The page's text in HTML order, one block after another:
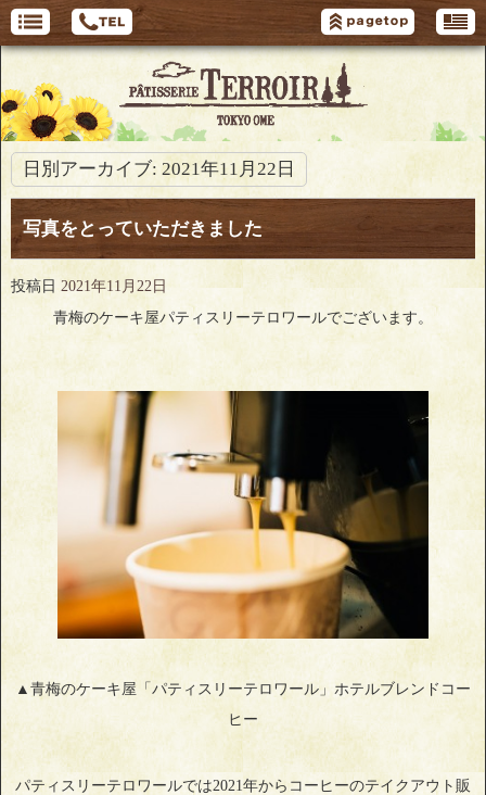
日別アーカイブ: 2021年11月22日
写真をとっていただきました
投稿日 2021年11月22日
青梅のケーキ屋パティスリーテロワールでございます。
▲青梅のケーキ屋「パティスリーテロワール」ホテルブレンドコー
ヒー
パティスリーテロワールでは2021年からコーヒーのテイクアウト販